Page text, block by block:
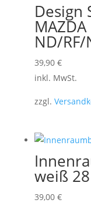
Design
ND/
39,90 €
inkl. MwSt.
zzgl.
weiß
39,00 €